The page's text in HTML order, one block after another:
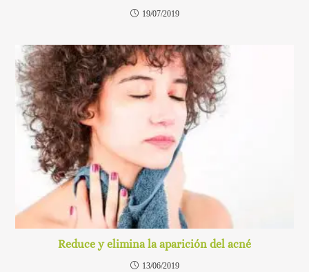
19/07/2019
Reduce y elimina la aparición del acné
13/06/2019